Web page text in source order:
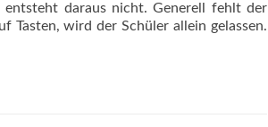
entsteht daraus nicht. Generell fehlt der
Tasten, wird der Schüler allein gelassen.